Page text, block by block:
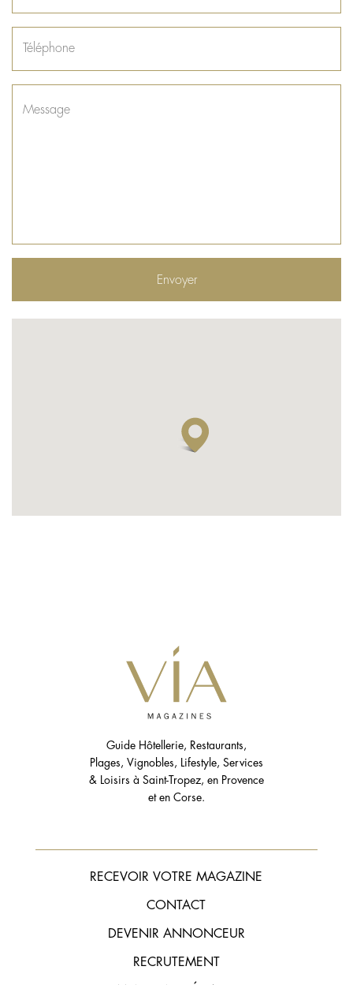
Guide Hôtellerie, Restaurants,
Plages, Vignobles, Lifestyle, Services
& Loisirs à Saint-Tropez, en Provence
et en Corse.
RECEVOIR VOTRE MAGAZINE
CONTACT
DEVENIR ANNONCEUR
RECRUTEMENT